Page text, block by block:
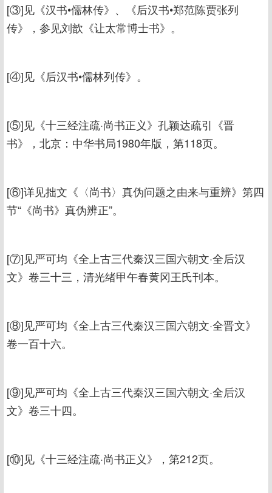
[③]见《汉书•儒林传》、《后汉书•郑范陈贾张列
传》，参见刘歆《让太常博士书》。
[④]见《后汉书•儒林列传》。
[⑤]见《十三经注疏·尚书正义》孔颖达疏引《晋
书》，北京：中华书局1980年版，第118页。
[⑥]详见拙文《〈尚书〉真伪问题之由来与重辨》第四
节“《尚书》真伪辨正”。
[⑦]见严可均《全上古三代秦汉三国六朝文·全后汉
文》卷三十三，清光绪甲午春黄冈王氏刊本。
[⑧]见严可均《全上古三代秦汉三国六朝文·全晋文》
卷一百十六。
[⑨]见严可均《全上古三代秦汉三国六朝文·全后汉
文》卷三十四。
[⑩]见《十三经注疏·尚书正义》，第212页。